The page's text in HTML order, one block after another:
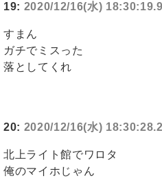
19: 2020/12/16(水)
すまん
ガチでミスった
落としてくれ
20: 2020/12/16(水)
北上ライト館でワロタ
俺のマイホじゃん